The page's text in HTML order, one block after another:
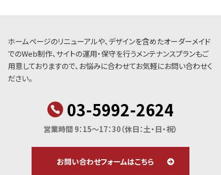
ホームページのリニューアルや、デザインを含めたオーダーメイド
でのWeb制作、サイトの運用・保守を行うメンテナンスプランもご
用意しておりますので、お悩みに合わせてお気軽にお問い合わせく
ださい。
03-5992-2624
営業時間 9：15～17：30（休日：土・日・祝）
お問い合わせフォームはこちら